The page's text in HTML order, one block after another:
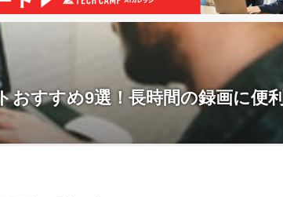
おすすめ9選！長時間の録画に便利